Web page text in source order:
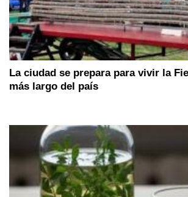
La ciudad se prepara para vivir la
más largo del país